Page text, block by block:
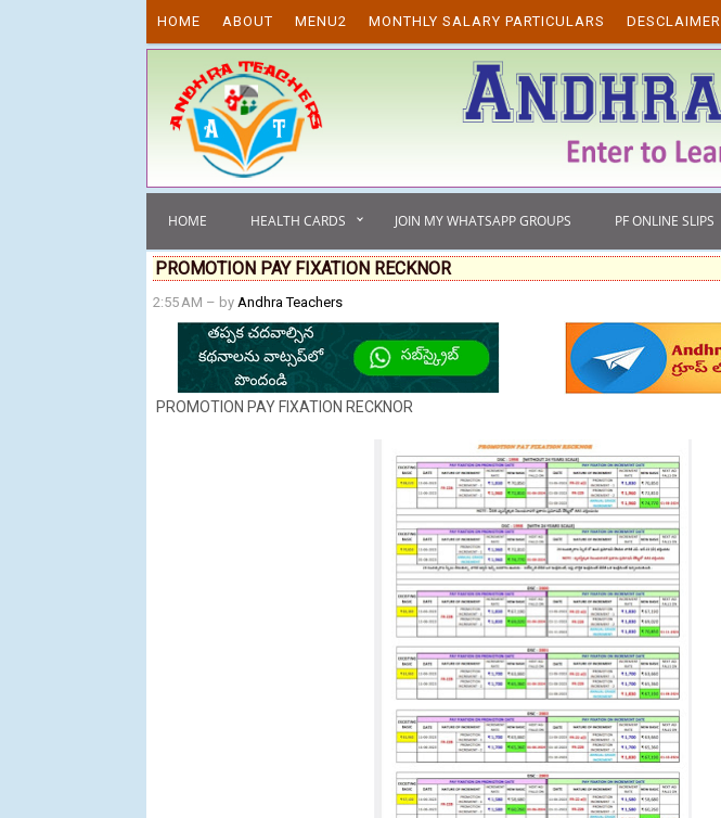
HOME ABOUT MENU2 MONTHLY SALARY PARTICULARS DESCLAIMER
HOME HEALTH CARDS JOIN MY WHATSAPP GROUPS PF ONLINE SLIPS
PROMOTION PAY FIXATION RECKNOR
2:55 AM – by Andhra Teachers
PROMOTION PAY FIXATION RECKNOR